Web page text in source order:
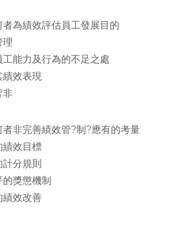
者為績效評估員工發展目的
理
工能力及行為的不足之處
績效表現
非
者非完善績效管?制?應有的考量
績效目標
計分規則
的獎懲機制
績效改善